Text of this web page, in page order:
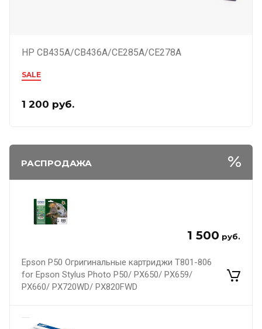
HP CB435A/CB436A/CE285A/CE278A
SALE
1 200 руб.
РАСПРОДАЖА
1 500 руб.
Epson P50 Огригинальные картриджи T801-806
for Epson Stylus Photo P50/ PX650/ PX659/
PX660/ PX720WD/ PX820FWD